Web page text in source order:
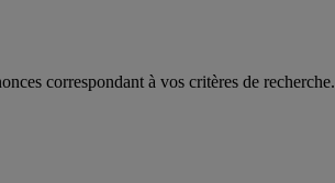
correspondant à vos critères de recherche.